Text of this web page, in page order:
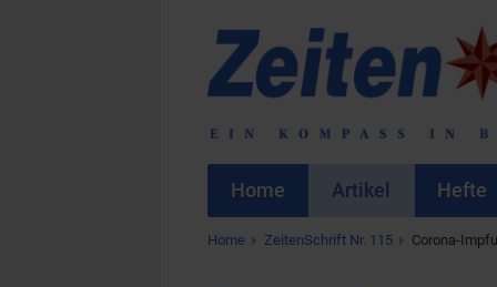
Home Artikel Hefte
Home ZeitenSchrift Nr. 115 Corona-